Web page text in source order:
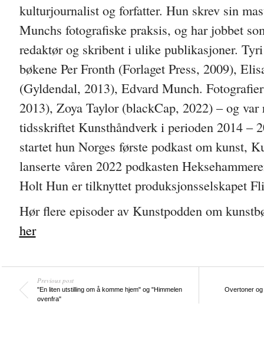
kulturjournalist og forfatter. Hun skrev sin
Munchs fotografiske praksis, og har jobbet
redaktør og skribent i ulike publikasjoner.
bøkene Per Fronth (Forlaget Press, 2009),
(Gyldendal, 2013), Edvard Munch.
2013), Zoya Taylor (blackCap, 2022) – og var
tidsskriftet Kunsthåndverk i perioden 2014 –
startet hun Norges første podkast om kunst,
lanserte våren 2022 podkasten
Holt Hun er tilknyttet produksjonsselskapet
Hør flere episoder av Kunstpodden om
her
Previous post
"En liten utstilling om å komme hjem" og "Himmelen
ovenfra"
Overtoner og